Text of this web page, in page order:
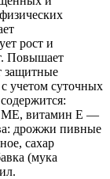
рост и
Повышает
защитные
учетом суточных
МЕ, витамин E —
дрожжи пивные
сахар
(мука